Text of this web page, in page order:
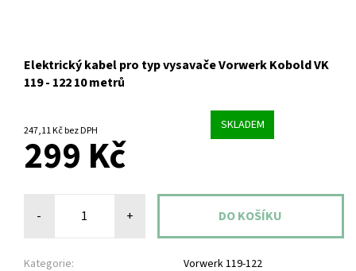
Elektrický kabel pro typ vysavače Vorwerk Kobold VK
119 - 122 10 metrů
247,11 Kč bez DPH SKLADEM
299 Kč
- +
Kategorie:
Vorwerk 119-122